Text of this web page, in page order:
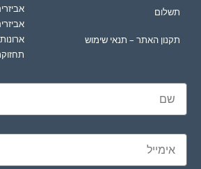
תשלום
תקנון האתר – תנאי שימוש